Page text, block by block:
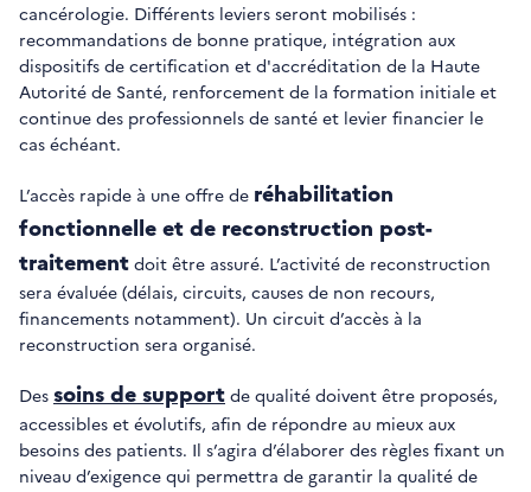
cancérologie. Différents leviers seront mobilisés :
recommandations de bonne pratique, intégration aux
dispositifs de certification et d'accréditation de la Haute
Autorité de Santé, renforcement de la formation initiale et
continue des professionnels de santé et levier financier le
cas échéant.
L’accès rapide à une offre de réhabilitation
fonctionnelle et de reconstruction post-
traitement doit être assuré. L’activité de reconstruction
sera évaluée (délais, circuits, causes de non recours,
financements notamment). Un circuit d’accès à la
reconstruction sera organisé.
Des soins de support de qualité doivent être proposés,
accessibles et évolutifs, afin de répondre au mieux aux
besoins des patients. Il s’agira d’élaborer des règles fixant un
niveau d’exigence qui permettra de garantir la qualité de